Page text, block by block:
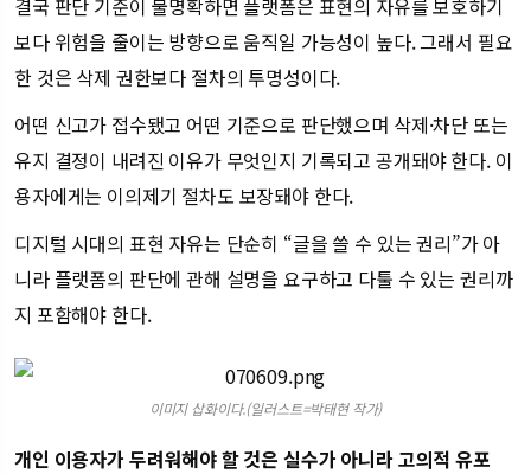
보다 위험을 줄이는 방향으로 움직일 가능성이 높다. 그래서 필요
한 것은 삭제 권한보다 절차의 투명성이다.
어떤 신고가 접수됐고 어떤 기준으로 판단했으며 삭제·차단 또는
유지 결정이 내려진 이유가 무엇인지 기록되고 공개돼야 한다. 이
용자에게는 이의제기 절차도 보장돼야 한다.
디지털 시대의 표현 자유는 단순히 “글을 쓸 수 있는 권리”가 아
니라 플랫폼의 판단에 관해 설명을 요구하고 다툴 수 있는 권리까
지 포함해야 한다.
이미지 삽화이다.(일러스트=박태현 작가)
개인 이용자가 두려워해야 할 것은 실수가 아니라 고의적 유포